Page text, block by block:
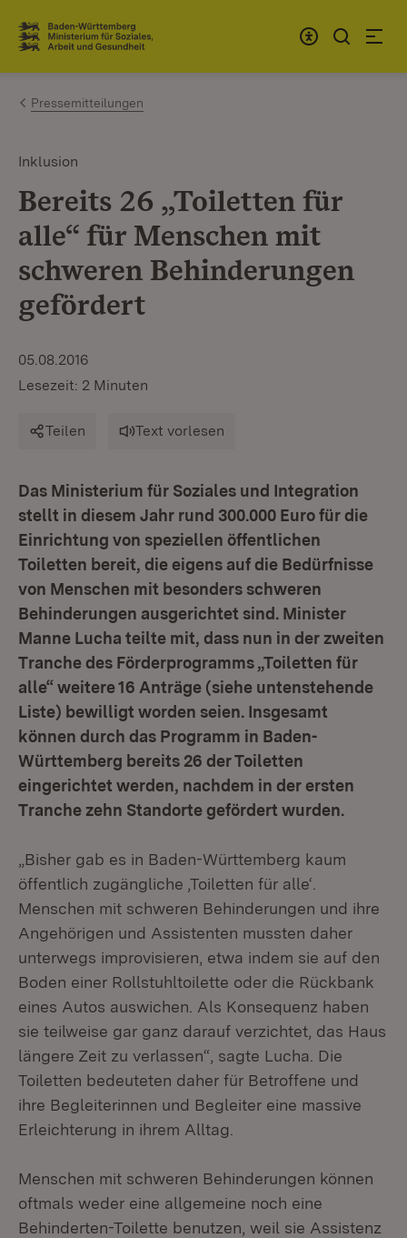
Zum Inhalt springen
Link zur Startseite
Pressemitteilungen
Inklusion
Bereits 26 „Toiletten für
alle“ für Menschen mit
schweren Behinderungen
gefördert
05.08.2016
Lesezeit: 2 Minuten
Teilen Text vorlesen
Das Ministerium für Soziales und Integration
stellt in diesem Jahr rund 300.000 Euro für die
Einrichtung von speziellen öffentlichen
Toiletten bereit, die eigens auf die Bedürfnisse
von Menschen mit besonders schweren
Behinderungen ausgerichtet sind. Minister
Manne Lucha teilte mit, dass nun in der zweiten
Tranche des Förderprogramms „Toiletten für
alle“ weitere 16 Anträge (siehe untenstehende
Liste) bewilligt worden seien. Insgesamt
können durch das Programm in Baden-
Württemberg bereits 26 der Toiletten
eingerichtet werden, nachdem in der ersten
Tranche zehn Standorte gefördert wurden.
„Bisher gab es in Baden-Württemberg kaum
öffentlich zugängliche ‚Toiletten für alle‘.
Menschen mit schweren Behinderungen und ihre
Angehörigen und Assistenten mussten daher
unterwegs improvisieren, etwa indem sie auf den
Boden einer Rollstuhltoilette oder die Rückbank
eines Autos auswichen. Als Konsequenz haben
sie teilweise gar ganz darauf verzichtet, das Haus
längere Zeit zu verlassen“, sagte Lucha. Die
Toiletten bedeuteten daher für Betroffene und
ihre Begleiterinnen und Begleiter eine massive
Erleichterung in ihrem Alltag.
Menschen mit schweren Behinderungen können
oftmals weder eine allgemeine noch eine
Behinderten-Toilette benutzen, weil sie Assistenz